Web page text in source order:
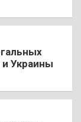
и Украины